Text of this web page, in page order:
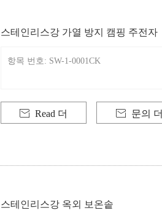
스테인리스강 가열 방지 캠핑 주전자
항목 번호: SW-1-0001CK
 Read 더  문의 더
스테인리스강 옥외 보온솥